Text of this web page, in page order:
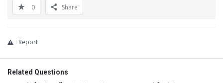
0 Share
Report
Related Questions